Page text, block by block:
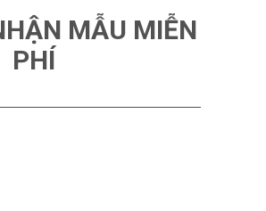
MẪU MIỄN
PHÍ